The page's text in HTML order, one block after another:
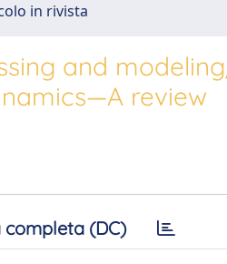
in rivista
and
review
completa (DC)